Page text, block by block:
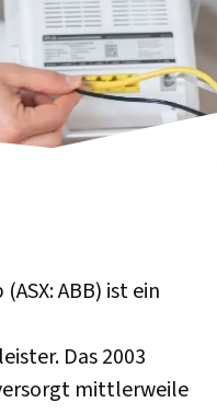
ABB) ist ein
Das 2003
mittlerweile